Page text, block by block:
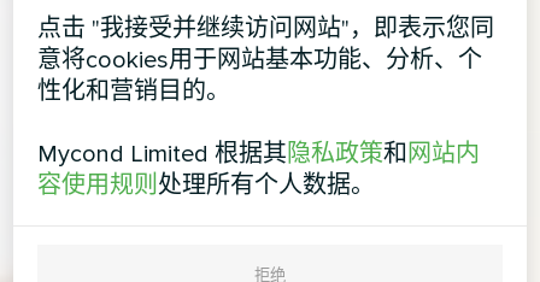
点击 "我接受并继续访问网站"，即表示您同
意将cookies用于网站基本功能、分析、个
性化和营销目的。
Mycond Limited 根据其隐私政策和 网站内
容使用规则 处理所有个人数据。
拒绝